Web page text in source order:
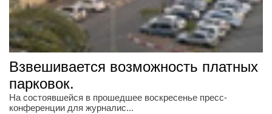
Взвешивается возможность платных
парковок.
На состоявшейся в прошедшее воскресенье пресс-
конференции для журналис...